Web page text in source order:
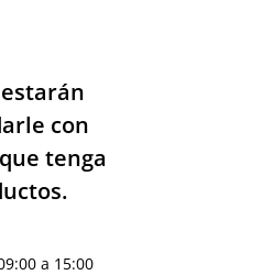
con
tenga
a 15:00